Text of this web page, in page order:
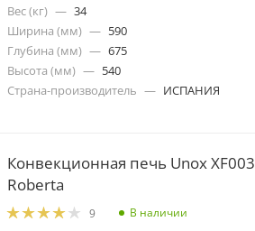
Вес (кг) — 34
Ширина (мм) — 590
Глубина (мм) — 675
Высота (мм) — 540
Страна-производитель — ИСПАНИЯ
Конвекционная печь Unox XF003
Roberta
9
В наличии